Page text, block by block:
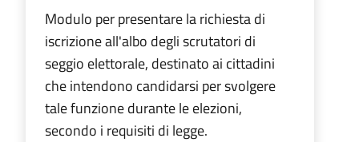
Modulo per presentare la richiesta di
iscrizione all'albo degli scrutatori di
seggio elettorale, destinato ai cittadini
che intendono candidarsi per svolgere
tale funzione durante le elezioni,
secondo i requisiti di legge.